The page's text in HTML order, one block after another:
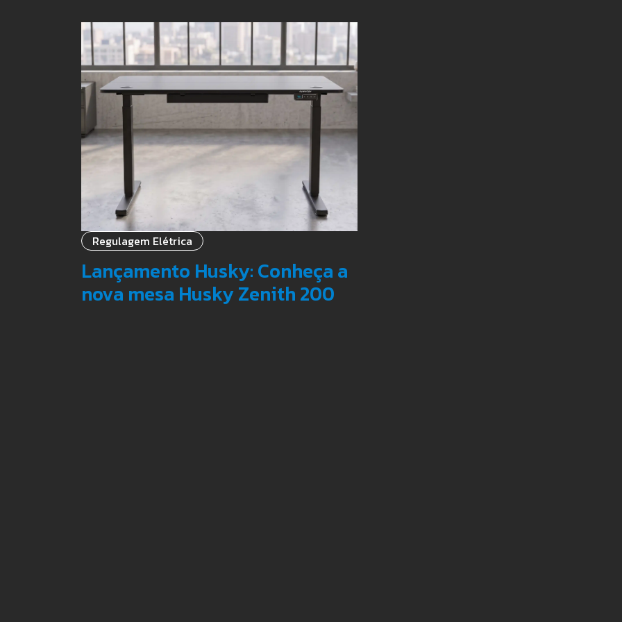
Regulagem Elétrica
Lançamento Husky: Conheça a
nova mesa Husky Zenith 200